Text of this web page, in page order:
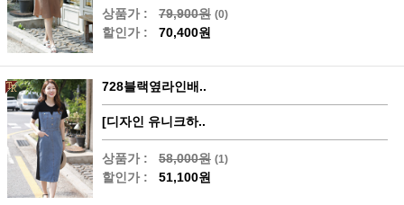
상품가 : 79,900원 (0)
할인가 : 70,400원
728블랙옆라인배..
[디자인 유니크하..
상품가 : 58,000원 (1)
할인가 : 51,100원